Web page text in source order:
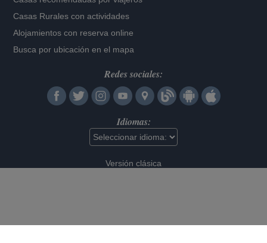
Casas Rurales con actividades
Alojamientos con reserva online
Busca por ubicación en el mapa
Redes sociales:
Idiomas:
Versión clásica